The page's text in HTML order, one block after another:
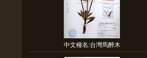
中文種名:台灣馬醉木